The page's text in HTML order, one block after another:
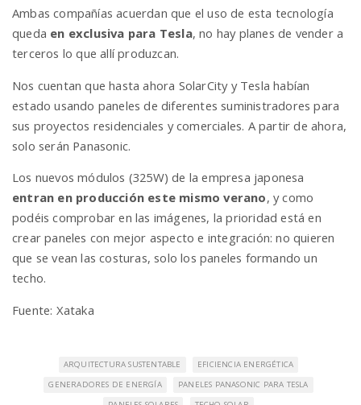
Ambas compañías acuerdan que el uso de esta tecnología
queda en exclusiva para Tesla, no hay planes de vender a
terceros lo que allí produzcan.
Nos cuentan que hasta ahora SolarCity y Tesla habían
estado usando paneles de diferentes suministradores para
sus proyectos residenciales y comerciales. A partir de ahora,
solo serán Panasonic.
Los nuevos módulos (325W) de la empresa japonesa
entran en producción este mismo verano, y como
podéis comprobar en las imágenes, la prioridad está en
crear paneles con mejor aspecto e integración: no quieren
que se vean las costuras, solo los paneles formando un
techo.
Fuente: Xataka
ARQUITECTURA SUSTENTABLE
EFICIENCIA ENERGÉTICA
GENERADORES DE ENERGÍA
PANELES PANASONIC PARA TESLA